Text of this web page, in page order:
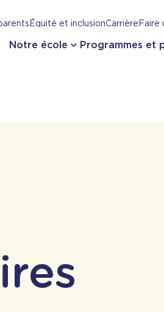
Équité et inclusionCarrièreFaire
Notre école Programmes et